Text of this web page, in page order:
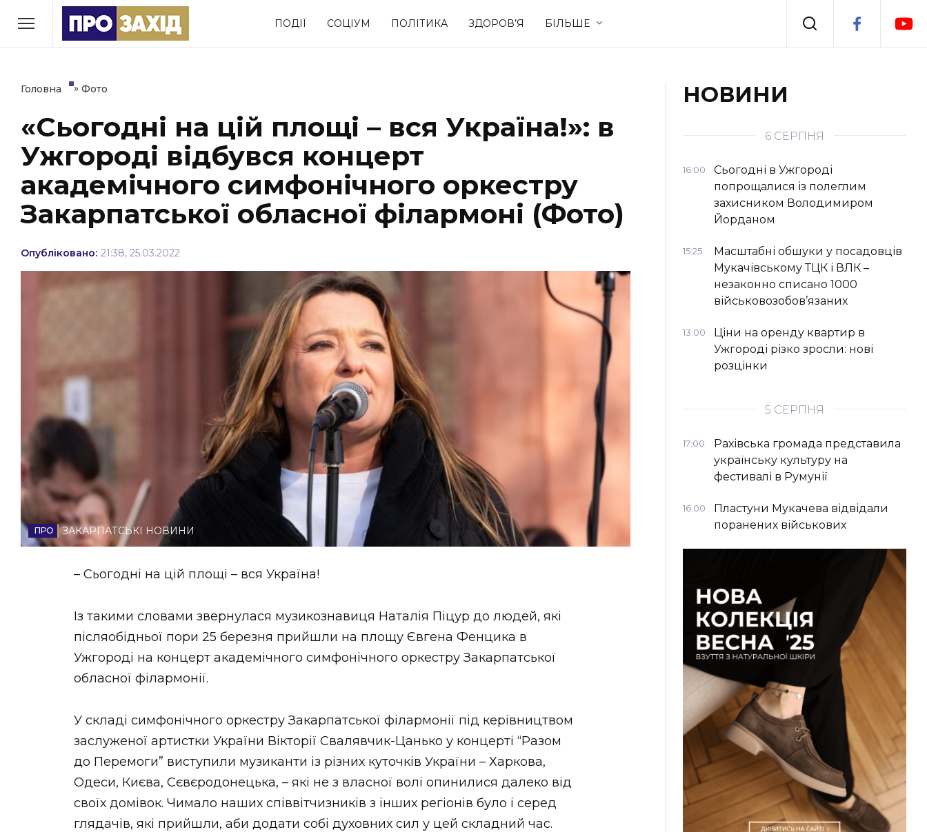
ПОДІЇ СОЦІУМ ПОЛІТИКА ЗДОРОВ’Я БІЛЬШЕ
РУБРИКИ
Економіка Події
Політика Соціум Спорт Стиль життя
Втрачений Ужгород
(відеоверсія)
ЗАКАРПАТСЬКІ НОВИНИ
НОВИНИ ЗАХІДНОЇ УКРАЇНИ
ВІДЕО
Головна » Фото
«Сьогодні на цій площі – вся Україна!»: в
Ужгороді відбувся концерт
академічного симфонічного оркестру
Закарпатської обласної філармоні (Фото)
Опубліковано: 21:38, 25.03.2022
ЗАКАРПАТСЬКІ НОВИНИ
– Сьогодні на цій площі – вся Україна!
Із такими словами звернулася музикознавиця Наталія Піцур до людей, які
післяобідньої пори 25 березня прийшли на площу Євгена Фенцика в
Ужгороді на концерт академічного симфонічного оркестру Закарпатської
обласної філармонії.
У складі симфонічного оркестру Закарпатської філармонії під керівництвом
заслуженої артистки України Вікторії Свалявчик-Цанько у концерті “Разом
до Перемоги” виступили музиканти із різних куточків України – Харкова,
Одеси, Києва, Сєвєродонецька, – які не з власної волі опинилися далеко від
своїх домівок. Чимало наших співвітчизників з інших регіонів було і серед
глядачів, які прийшли, аби додати собі духовних сил у цей складний час.
НОВИНИ
6 СЕРПНЯ
16:00
Сьогодні в Ужгороді
попрощалися із полеглим
захисником Володимиром
Йорданом
15:25
Масштабні обшуки у посадовців
Мукачівському ТЦК і ВЛК –
незаконно списано 1000
військовозобов’язаних
13:00
Ціни на оренду квартир в
Ужгороді різко зросли: нові
розцінки
5 СЕРПНЯ
17:00
Рахівська громада представила
українську культуру на
фестивалі в Румунії
16:00
Пластуни Мукачева відвідали
поранених військових